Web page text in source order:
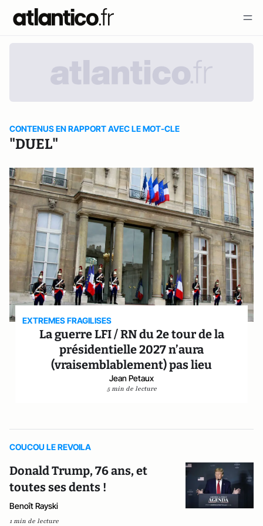
CONTENUS EN RAPPORT AVEC LE MOT-CLE
"DUEL"
EXTREMES FRAGILISES
La guerre LFI / RN du 2e tour de la
présidentielle 2027 n’aura
(vraisemblablement) pas lieu
Jean Petaux
5 min de lecture
COUCOU LE REVOILA
Donald Trump, 76 ans, et
toutes ses dents !
Benoît Rayski
1 min de lecture